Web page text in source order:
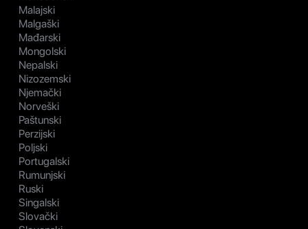
Malajski
Malgaški
Mađarski
Mongolski
Nepalski
Nizozemski
Njemački
Norveški
Paštunski
Perzijski
Poljski
Portugalski
Rumunjski
Ruski
Singalski
Slovački